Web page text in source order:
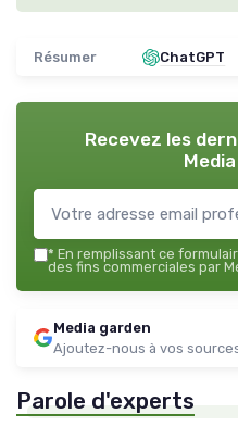
Résumer ChatGPT
Recevez les
* En remplissant ce
des fins commerciales par
Media garden
Ajoutez-nous à vos
Parole d'experts